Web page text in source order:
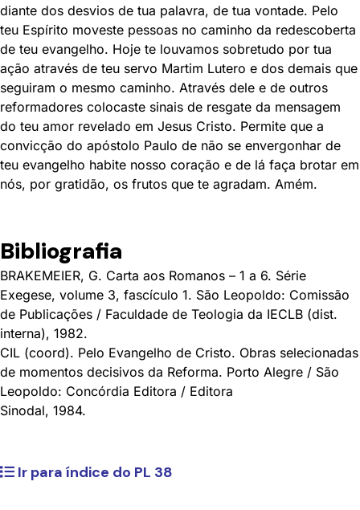
diante dos desvios de tua palavra, de tua vontade. Pelo
teu Espírito moveste pessoas no caminho da redescoberta
de teu evangelho. Hoje te louvamos sobretudo por tua
ação através de teu servo Martim Lutero e dos demais que
seguiram o mesmo caminho. Através dele e de outros
reformadores colocaste sinais de resgate da mensagem
do teu amor revelado em Jesus Cristo. Permite que a
convicção do apóstolo Paulo de não se envergonhar de
teu evangelho habite nosso coração e de lá faça brotar em
nós, por gratidão, os frutos que te agradam. Amém.
Bibliografia
BRAKEMEIER, G. Carta aos Romanos – 1 a 6. Série
Exegese, volume 3, fascículo 1. São Leopoldo: Comissão
de Publicações / Faculdade de Teologia da IECLB (dist.
interna), 1982.
CIL (coord). Pelo Evangelho de Cristo. Obras selecionadas
de momentos decisivos da Reforma. Porto Alegre / São
Leopoldo: Concórdia Editora / Editora
Sinodal, 1984.
Ir para índice do PL 38